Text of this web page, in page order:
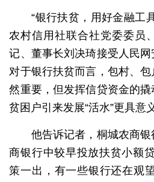
“银行扶贫，用好金融工具
农村信用社联合社党委委员
记、董事长刘决琦接受人民网
对于银行扶贫而言，包村、
然重要，但发挥信贷资金的撬
贫困户引来发展“活水”更具意
他告诉记者，桐城农商银
商银行中较早投放扶贫小额
策一出，有一些银行还在观